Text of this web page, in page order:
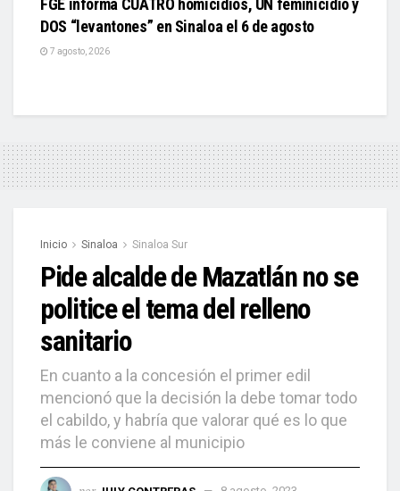
FGE informa CUATRO homicidios, UN feminicidio y
DOS “levantones” en Sinaloa el 6 de agosto
7 agosto, 2026
Inicio Sinaloa Sinaloa Sur
Pide alcalde de Mazatlán no se
politice el tema del relleno
sanitario
En cuanto a la concesión el primer edil
mencionó que la decisión la debe tomar todo
el cabildo, y habría que valorar qué es lo que
más le conviene al municipio